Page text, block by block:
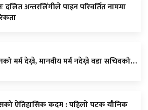
दलित अन्तरलिंगीले पाइन परिवर्तित नाममा
मर्म देख्ने, मानवीय मर्म नदेख्ने वडा सचिवको…
ऐतिहासिक कदम : पहिलो पटक यौनिक